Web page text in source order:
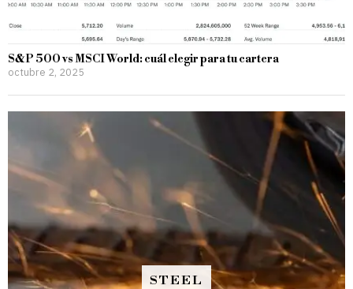
S&P 500 vs MSCI World: cuál elegir para tu cartera
octubre 2, 2025
STEEL